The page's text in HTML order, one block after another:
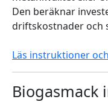
Den beräknar
driftskostnader och
Läs instruktioner
Biogasmack